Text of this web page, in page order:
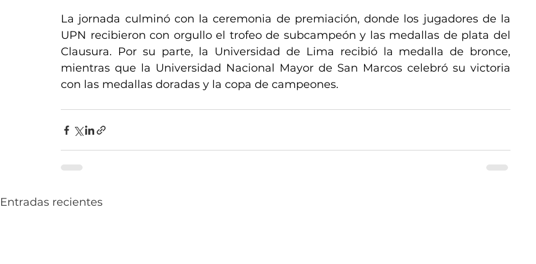
La jornada culminó con la ceremonia de premiación, donde los jugadores de la
UPN recibieron con orgullo el trofeo de subcampeón y las medallas de plata del
Clausura. Por su parte, la Universidad de Lima recibió la medalla de bronce,
mientras que la Universidad Nacional Mayor de San Marcos celebró su victoria
con las medallas doradas y la copa de campeones.
Entradas recientes